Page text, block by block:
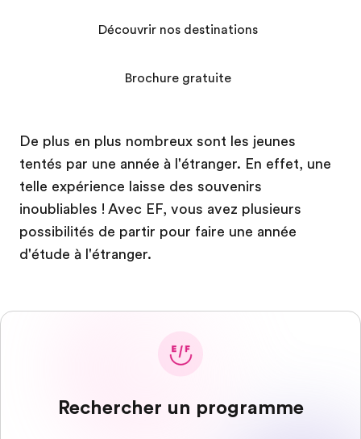
De plus en plus nombreux sont les jeunes
tentés par une année à l'étranger. En effet, une
telle expérience laisse des souvenirs
inoubliables ! Avec EF, vous avez plusieurs
possibilités de partir pour faire une année
d'étude à l'étranger.
Découvrir nos destinations
Brochure gratuite
Rechercher un programme